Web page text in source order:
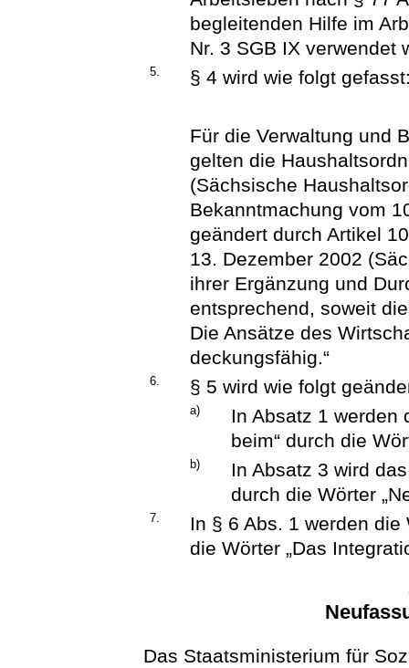
begleitenden Hilfe im
Nr. 3 SGB IX verwendet
5. § 4 wird wie folgt
Für die Verwaltung und
gelten die
(Sächsische
Bekanntmachung vom
geändert durch Artikel
13. Dezember 2002
ihrer Ergänzung und
entsprechend, soweit
Die Ansätze des
deckungsfähig.“
6. § 5 wird wie folgt
a)
In Absatz 1 werden
beim“ durch die
b)
In Absatz 3 wird
durch die Wörter
7.
In § 6 Abs. 1 werden die
die Wörter „Das
Das Staatsministerium für